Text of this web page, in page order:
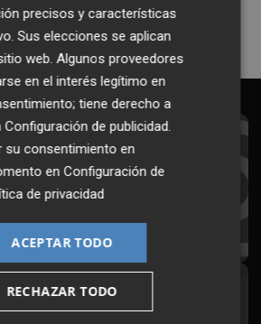
al Boletín
a primera hora en tu email
suscribirme!
en redes
precisos y características
Sus elecciones se aplican
web. Algunos proveedores
en el interés legítimo en
tiene derecho a
Configuración de publicidad.
su consentimiento en
enConfiguración de
de privacidad
ACEPTAR TODO
RECHAZAR TODO